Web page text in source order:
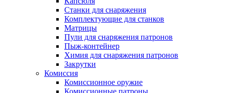
Станки для снаряжения
Комплектующие для станков
Матрицы
Пули для снаряжения патронов
Пыж-контейнер
Химия для снаряжения патронов
Закрутки
Комиссия
Комиссионное оружие
Комиссионные патроны